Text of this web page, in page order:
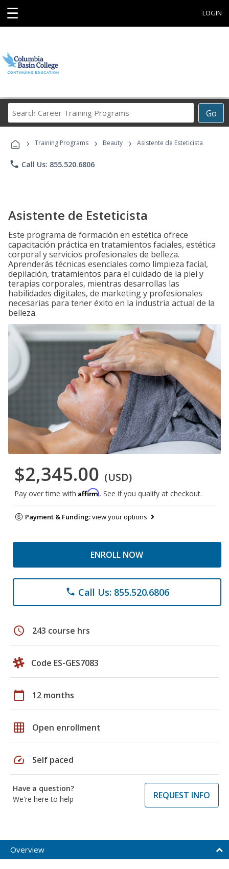
☰ LOGIN
Go
Career
Programs
› Training Programs › Beauty › Asistente de Esteticista
phone Call Us: 855.520.6806
Asistente de Esteticista
Este programa de formación en estética ofrece
capacitación práctica en tratamientos faciales, estética
corporal y servicios profesionales de belleza.
Aprenderás técnicas esenciales como limpieza facial,
depilación, tratamientos para el cuidado de la piel y
terapias corporales, mientras desarrollas las
habilidades digitales, de marketing y profesionales
necesarias para tener éxito en la industria actual de la
belleza.
$2,345.00 (USD)
Pay over time with Affirm. See if you qualify at checkout.
Payment & Funding:view your options
ENROLL NOW
phone Call Us: 855.520.6806
schedule 243 course hrs
Code ES-GES7083
calendar_today 12 months
grid_on Open enrollment
speed Self paced
Have a question?
We're here to help
REQUEST INFO
Overview